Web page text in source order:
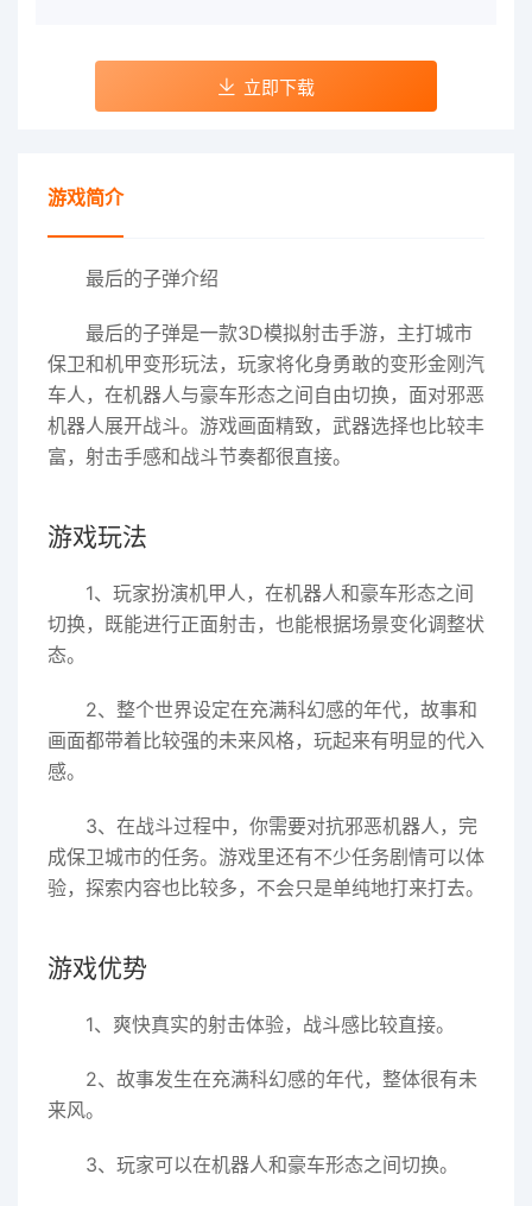
立即下载
游戏简介
最后的子弹介绍
最后的子弹是一款3D模拟射击手游，主打城市
保卫和机甲变形玩法，玩家将化身勇敢的变形金刚汽
车人，在机器人与豪车形态之间自由切换，面对邪恶
机器人展开战斗。游戏画面精致，武器选择也比较丰
富，射击手感和战斗节奏都很直接。
游戏玩法
1、玩家扮演机甲人，在机器人和豪车形态之间
切换，既能进行正面射击，也能根据场景变化调整状
态。
2、整个世界设定在充满科幻感的年代，故事和
画面都带着比较强的未来风格，玩起来有明显的代入
感。
3、在战斗过程中，你需要对抗邪恶机器人，完
成保卫城市的任务。游戏里还有不少任务剧情可以体
验，探索内容也比较多，不会只是单纯地打来打去。
游戏优势
1、爽快真实的射击体验，战斗感比较直接。
2、故事发生在充满科幻感的年代，整体很有未
来风。
3、玩家可以在机器人和豪车形态之间切换。